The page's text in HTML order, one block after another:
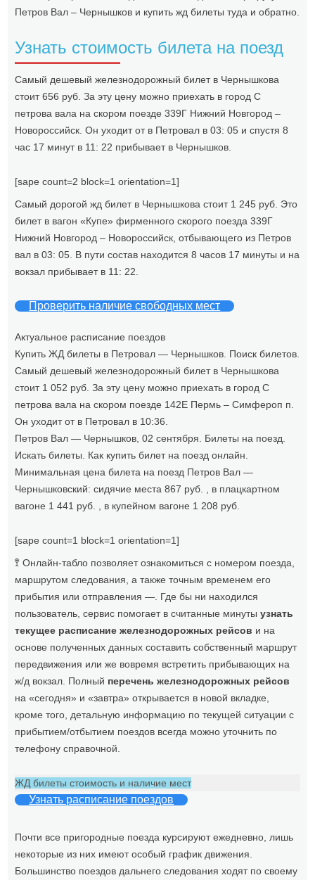
Петров Вал – Чернышков и купить жд билеты туда и обратно.
Узнать стоимость билета на поезд
Самый дешевый железнодорожный билет в Чернышкова
стоит 656 руб. За эту цену можно приехать в город С
петрова вала на скором поезде 339Г Нижний Новгород –
Новороссийск. Он уходит от в Петровал в 03: 05 и спустя 8
час 17 минут в 11: 22 прибывает в Чернышков.
[sape count=2 block=1 orientation=1]
Самый дорогой жд билет в Чернышкова стоит 1 245 руб. Это
билет в вагон «Купе» фирменного скорого поезда 339Г
Нижний Новгород – Новороссийск, отбывающего из Петров
вал в 03: 05. В пути состав находится 8 часов 17 минуты и на
вокзал прибывает в 11: 22.
Проверить наличие свободных мест
Актуальное расписание поездов
Купить ЖД билеты в Петровал — Чернышков. Поиск билетов.
Самый дешевый железнодорожный билет в Чернышкова
стоит 1 052 руб. За эту цену можно приехать в город С
петрова вала на скором поезде 142Е Пермь – Симфероп п.
Он уходит от в Петровал в 10:36.
Петров Вал — Чернышков, 02 сентября. Билеты на поезд.
Искать билеты. Как купить билет на поезд онлайн.
Минимальная цена билета на поезд Петров Вал —
Чернышковский: сидячие места 867 руб. , в плацкартном
вагоне 1 441 руб. , в купейном вагоне 1 208 руб.
[sape count=1 block=1 orientation=1]
🚏 Онлайн-табло позволяет ознакомиться с номером поезда,
маршрутом следования, а также точным временем его
прибытия или отправления —. Где бы ни находился
пользователь, сервис помогает в считанные минутыузнать
текущее расписание железнодорожных рейсов и на
основе полученных данных составить собственный маршрут
передвижения или же вовремя встретить прибывающих на
ж/д вокзал. Полный перечень железнодорожных рейсов
на «сегодня» и «завтра» открывается в новой вкладке,
кроме того, детальную информацию по текущей ситуации с
прибытием/отбытием поездов всегда можно уточнить по
телефону справочной.
ЖД билеты стоимость и наличие мест
Узнать расписание поездов
Почти все пригородные поезда курсируют ежедневно, лишь
некоторые из них имеют особый график движения.
Большинство поездов дальнего следования ходят по своему